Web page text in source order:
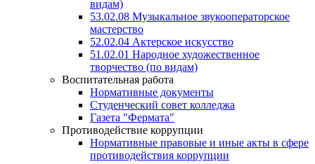
видам)
53.02.08 Музыкальное звукооператорское
мастерство
52.02.04 Актерское искусство
51.02.01 Народное художественное
творчество (по видам)
Воспитательная работа
Нормативные документы
Студенческий совет колледжа
Газета "Фермата"
Противодействие коррупции
Нормативные правовые и иные акты в сфере
противодействия коррупции